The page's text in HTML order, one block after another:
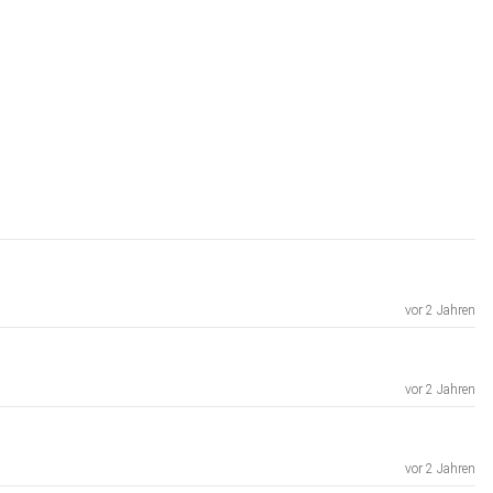
vor 2 Jahren
vor 2 Jahren
vor 2 Jahren